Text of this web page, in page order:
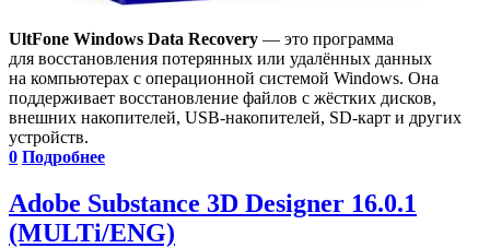
UltFone Windows Data Recovery — это программа
для восстановления потерянных или удалённых данных
на компьютерах с операционной системой Windows. Она
поддерживает восстановление файлов с жёстких дисков,
внешних накопителей, USB-накопителей, SD-карт и других
устройств.
0 Подробнее
Adobe Substance 3D Designer 16.0.1
(MULTi/ENG)